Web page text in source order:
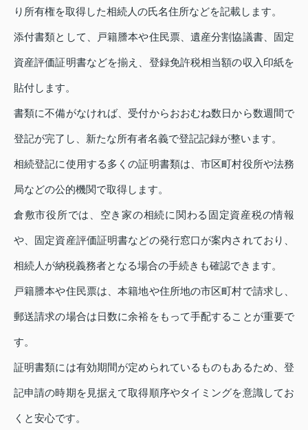
り所有権を取得した相続人の氏名住所などを記載します。
添付書類として、戸籍謄本や住民票、遺産分割協議書、固定
資産評価証明書などを揃え、登録免許税相当額の収入印紙を
貼付します。
書類に不備がなければ、受付からおおむね数日から数週間で
登記が完了し、新たな所有者名義で登記記録が整います。
相続登記に使用する多くの証明書類は、市区町村役所や法務
局などの公的機関で取得します。
倉敷市役所では、空き家の相続に関わる固定資産税の情報
や、固定資産評価証明書などの発行窓口が案内されており、
相続人が納税義務者となる場合の手続きも確認できます。
戸籍謄本や住民票は、本籍地や住所地の市区町村で請求し、
郵送請求の場合は日数に余裕をもって手配することが重要で
す。
証明書類には有効期間が定められているものもあるため、登
記申請の時期を見据えて取得順序やタイミングを意識してお
くと安心です。